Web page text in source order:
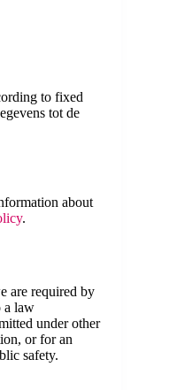
to fixed
tot de
about
.
are required by
a law
under other
or for an
safety.